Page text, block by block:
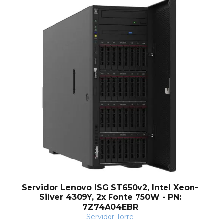
Servidor Lenovo ISG ST650v2, Intel Xeon-
Silver 4309Y, 2x Fonte 750W - PN:
7Z74A04EBR
Servidor Torre